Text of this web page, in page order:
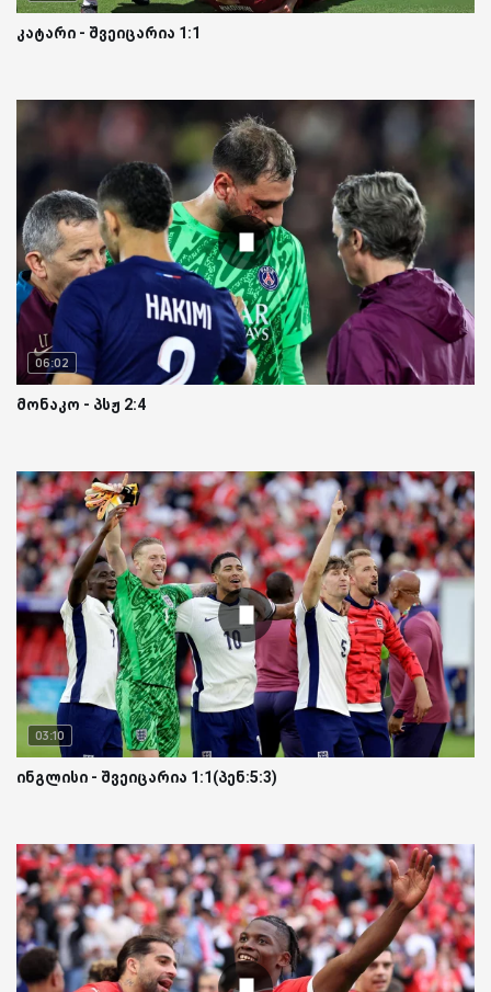
კატარი - შვეიცარია 1:1
06:02
მონაკო - პსჟ 2:4
03:10
ინგლისი - შვეიცარია 1:1(პენ:5:3)